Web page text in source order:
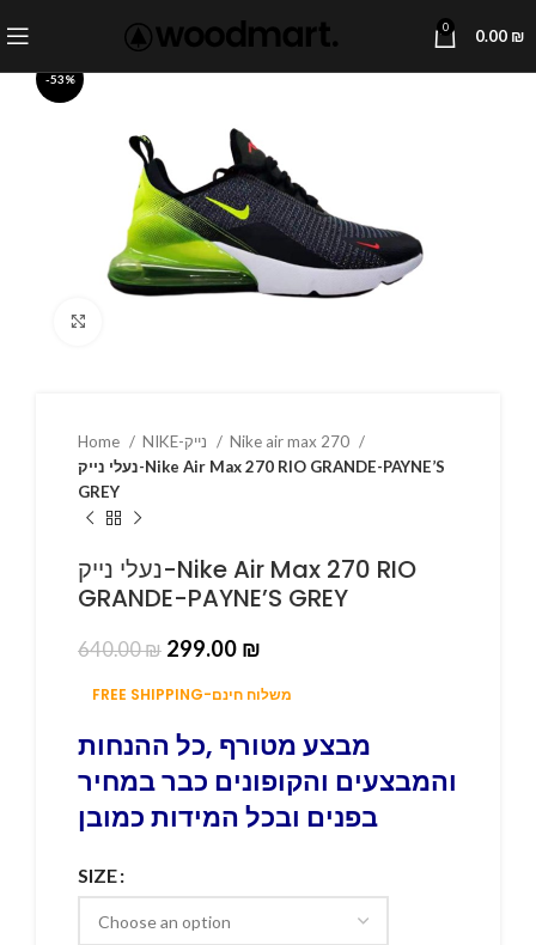
0 0.00 ₪
-53%
Home
Nike air max 270
נעלי נייק-Nike Air Max 270 RIO GRANDE-PAYNE’S
GREY
נעלי נייק-Nike Air Max 270 RIO
GRANDE-PAYNE’S GREY
640.00₪ 299.00 ₪
FREE SHIPPING-משלוח חינם
מבצע מטורף ,כל ההנחות
והמבצעים והקופונים כבר במחיר
בפנים ובכל המידות כמובן
SIZE